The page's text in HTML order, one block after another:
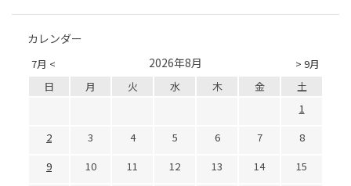
カレンダー
7月 < > 9月
2026年8月
日 月 火 水 木 金
土
1
2
3 4 5 6 7
8
9
10 11 12 13 14
15